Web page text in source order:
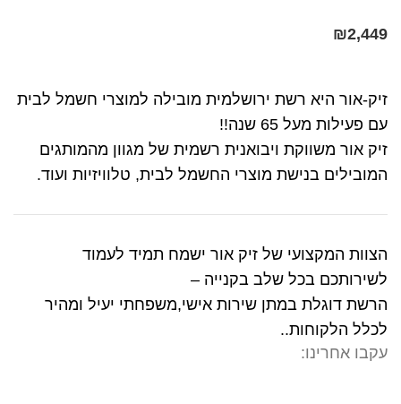
₪2,449
זיק-אור היא רשת ירושלמית מובילה למוצרי חשמל לבית
עם פעילות מעל 65 שנה!!
זיק אור משווקת ויבואנית רשמית של מגוון מהמותגים
המובילים בנישת מוצרי החשמל לבית, טלוויזיות ועוד.
הצוות המקצועי של זיק אור ישמח תמיד לעמוד
לשירותכם בכל שלב בקנייה –
הרשת דוגלת במתן שירות אישי,משפחתי יעיל ומהיר
לכלל הלקוחות..
עקבו אחרינו: